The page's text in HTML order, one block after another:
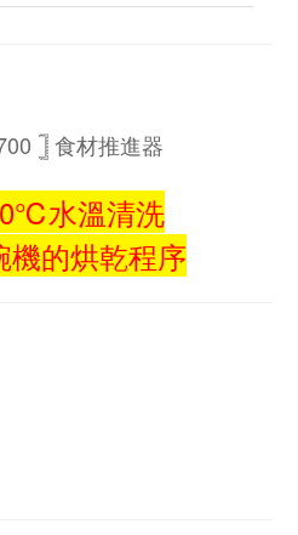
𓊉食材推進器
水溫清洗
機的烘乾程序